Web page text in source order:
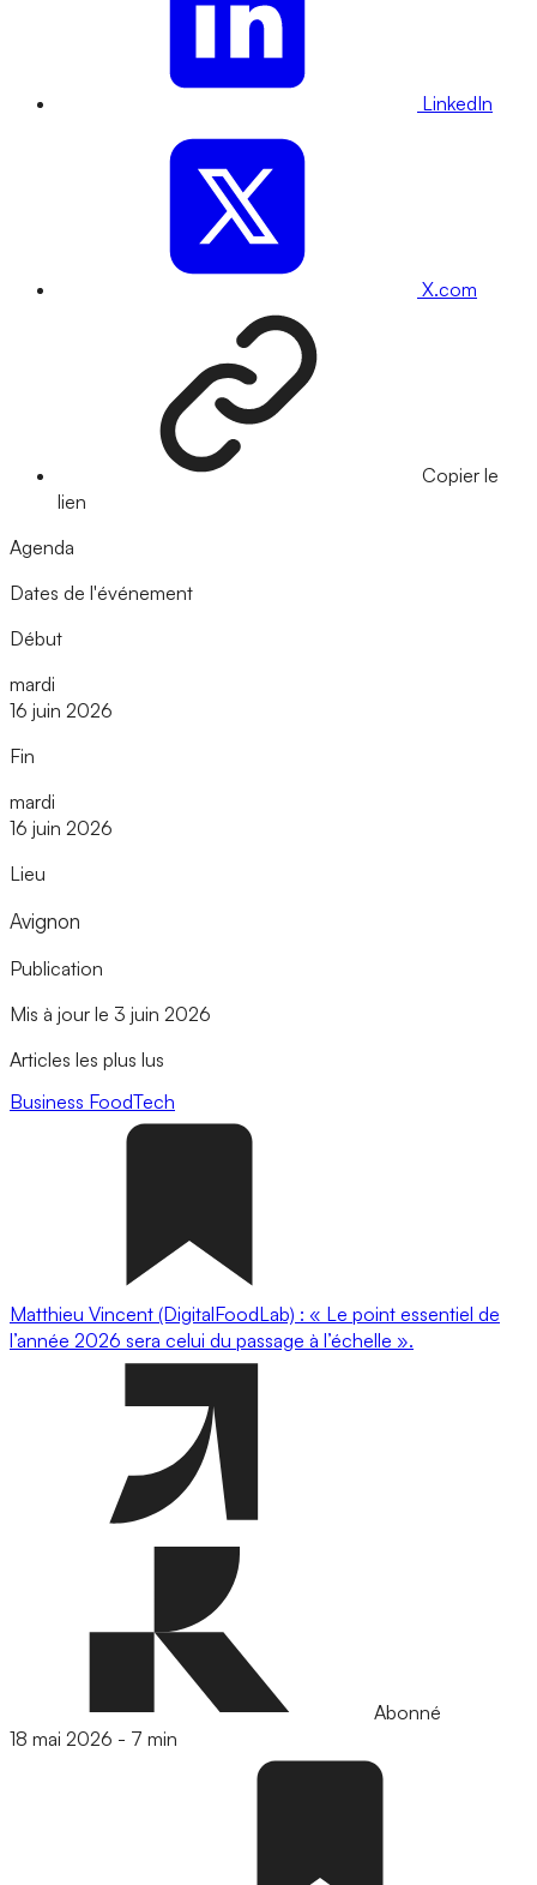
LinkedIn
X.com
Copier le
lien
Agenda
Dates de l'événement
Début
mardi
16 juin 2026
Fin
mardi
16 juin 2026
Lieu
Avignon
Publication
Mis à jour le 3 juin 2026
Articles les plus lus
Business FoodTech
Matthieu Vincent (DigitalFoodLab) : « Le point essentiel de
l’année 2026 sera celui du passage à l’échelle ».
Abonné
18 mai 2026 - 7 min